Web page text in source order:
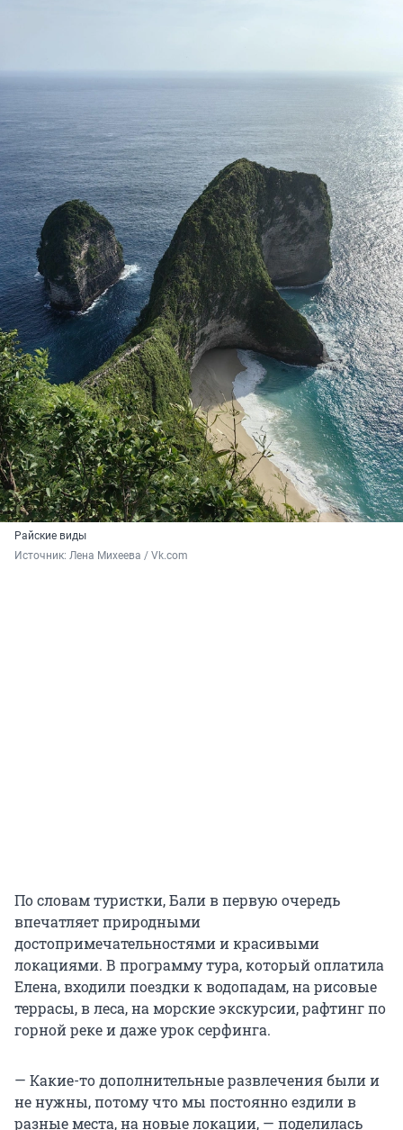
Райские виды
Источник: Лена Михеева / Vk.com
По словам туристки, Бали в первую очередь
впечатляет природными
достопримечательностями и красивыми
локациями. В программу тура, который оплатила
Елена, входили поездки к водопадам, на рисовые
террасы, в леса, на морские экскурсии, рафтинг по
горной реке и даже урок серфинга.
— Какие-то дополнительные развлечения были и
не нужны, потому что мы постоянно ездили в
разные места, на новые локации, — поделилась